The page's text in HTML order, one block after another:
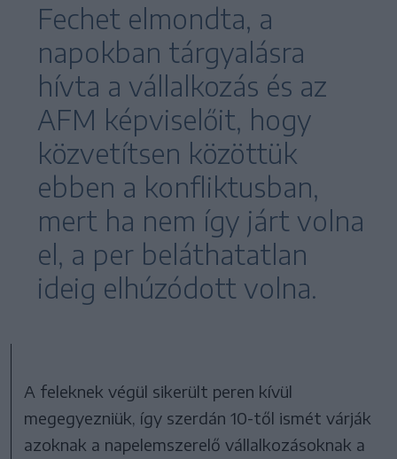
Fechet elmondta, a
napokban tárgyalásra
hívta a vállalkozás és az
AFM képviselőit, hogy
közvetítsen közöttük
ebben a konfliktusban,
mert ha nem így járt volna
el, a per beláthatatlan
ideig elhúzódott volna.
A feleknek végül sikerült peren kívül
megegyezniük, így szerdán 10-től ismét várják
azoknak a napelemszerelő vállalkozásoknak a